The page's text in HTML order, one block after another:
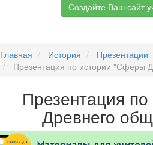
Создайте Ваш сайт
Главная История
Презентации
Презентация по истории "Сферы
Презентация
Древнего